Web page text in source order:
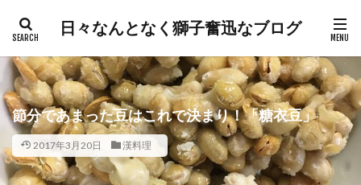
日々なんとなく獅子奮迅なブログ
節分であまった豆はこれで決まり！「糖衣豆」
2017年3月20日 漢料理